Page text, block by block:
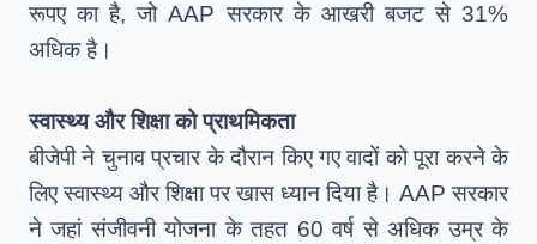
रूपए का है, जो AAP सरकार के आखरी बजट से 31%
अधिक है।
स्वास्थ्य और शिक्षा को प्राथमिकता
बीजेपी ने चुनाव प्रचार के दौरान किए गए वादों को पूरा करने के
लिए स्वास्थ्य और शिक्षा पर खास ध्यान दिया है। AAP सरकार
ने जहां संजीवनी योजना के तहत 60 वर्ष से अधिक उम्र के